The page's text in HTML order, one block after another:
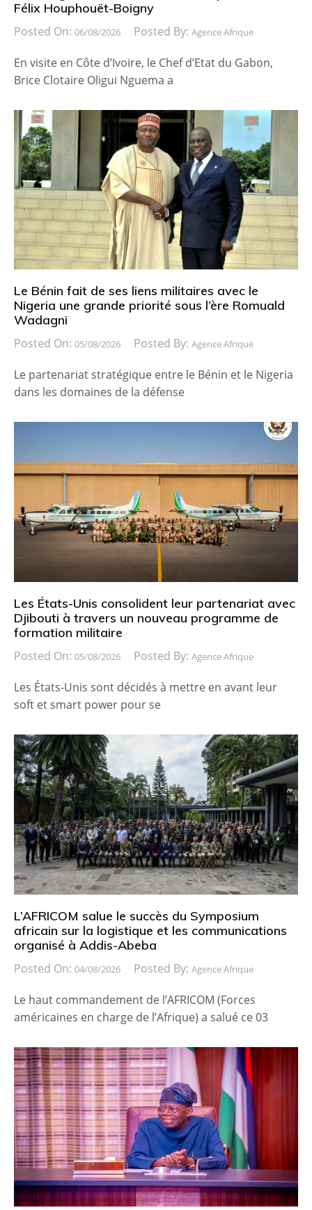
Félix Houphouët-Boigny
Posted On: 06/08/2026 Posted By: Agence Afrique
En visite en Côte d’Ivoire, le Chef d’Etat du Gabon,
Brice Clotaire Oligui Nguema a
Le Bénin fait de ses liens militaires avec le
Nigeria une grande priorité sous l’ère Romuald
Wadagni
Posted On: 05/08/2026 Posted By: Agence Afrique
Le partenariat stratégique entre le Bénin et le Nigeria
dans les domaines de la défense
Les États-Unis consolident leur partenariat avec
Djibouti à travers un nouveau programme de
formation militaire
Posted On: 05/08/2026 Posted By: Agence Afrique
Les États-Unis sont décidés à mettre en avant leur
soft et smart power pour se
L’AFRICOM salue le succès du Symposium
africain sur la logistique et les communications
organisé à Addis-Abeba
Posted On: 04/08/2026 Posted By: Agence Afrique
Le haut commandement de l’AFRICOM (Forces
américaines en charge de l’Afrique) a salué ce 03